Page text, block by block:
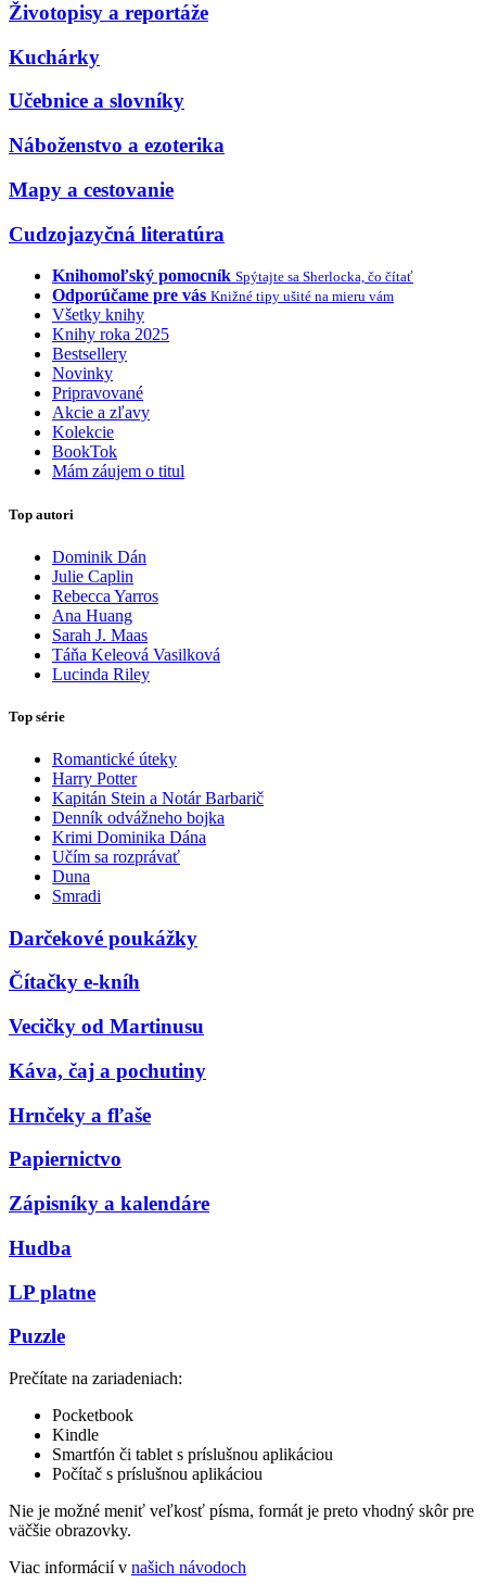
Životopisy a reportáže
Kuchárky
Učebnice a slovníky
Náboženstvo a ezoterika
Mapy a cestovanie
Cudzojazyčná literatúra
Knihomoľský pomocník Spýtajte sa Sherlocka, čo čítať
Odporúčame pre vás Knižné tipy ušité na mieru vám
Všetky knihy
Knihy roka 2025
Bestsellery
Novinky
Pripravované
Akcie a zľavy
Kolekcie
BookTok
Mám záujem o titul
Top autori
Dominik Dán
Julie Caplin
Rebecca Yarros
Ana Huang
Sarah J. Maas
Táňa Keleová Vasilková
Lucinda Riley
Top série
Romantické úteky
Harry Potter
Kapitán Stein a Notár Barbarič
Denník odvážneho bojka
Krimi Dominika Dána
Učím sa rozprávať
Duna
Smradi
Darčekové poukážky
Čítačky e-kníh
Vecičky od Martinusu
Káva, čaj a pochutiny
Hrnčeky a fľaše
Papiernictvo
Zápisníky a kalendáre
Hudba
LP platne
Puzzle
Prečítate na zariadeniach:
Pocketbook
Kindle
Smartfón či tablet s príslušnou aplikáciou
Počítač s príslušnou aplikáciou
Nie je možné meniť veľkosť písma, formát je preto vhodný skôr pre
väčšie obrazovky.
Viac informácií v našich návodoch